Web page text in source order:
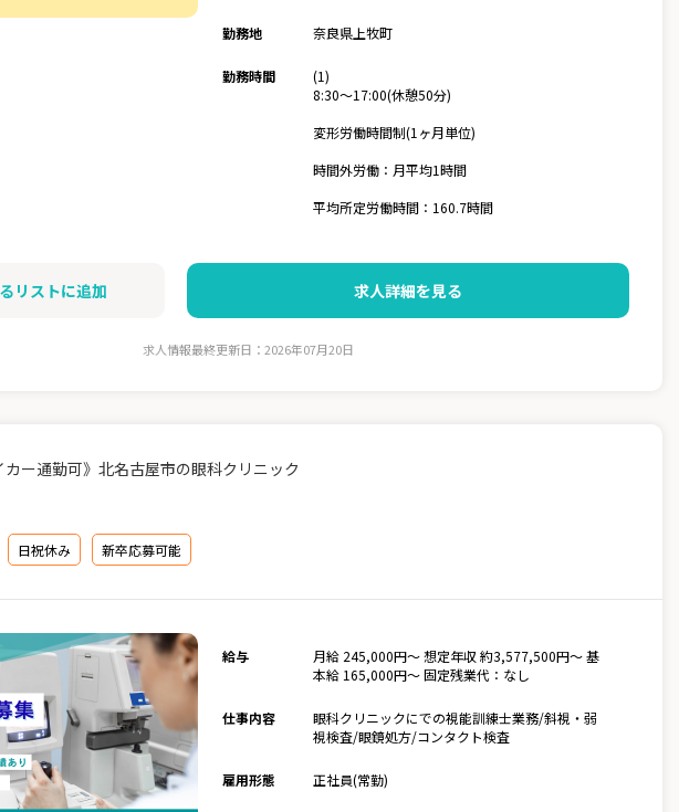
勤務地 奈良県上牧町
勤務時間
(1)
8:30～17:00(休憩50分)
変形労働時間制(1ヶ月単位)
時間外労働：月平均1時間
平均所定労働時間：160.7時間
リストに追加 求人詳細を見る
求人情報最終更新日：2026年07月20日
カー通勤可》北名古屋市の眼科クリニック
日祝休み 新卒応募可能
給与
月給 245,000円～ 想定年収 約3,577,500円～ 基
本給 165,000円～ 固定残業代：なし
仕事内容
眼科クリニックにでの視能訓練士業務/斜視・弱
視検査/眼鏡処方/コンタクト検査
雇用形態 正社員(常勤)